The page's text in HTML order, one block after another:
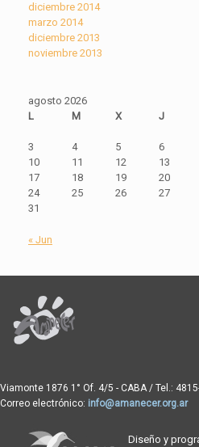
diciembre 2014
marzo 2014
diciembre 2013
noviembre 2013
agosto 2026
L
M X J
3
4 5 6
10
11 12 13
17
18 19 20
24
25 26 27
31
« Jun
Viamonte 1876 1° Of. 4/5 - CABA / Tel.:
Correo electrónico: info@amanecer.org.ar
Diseño y